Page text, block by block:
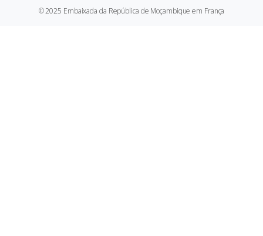
© 2025 Embaixada da República de Moçambique em França